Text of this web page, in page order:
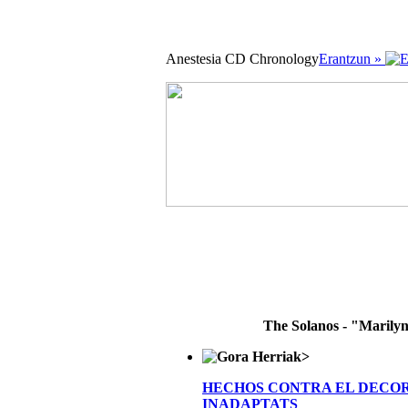
Anestesia CD ChronologyErantzun »
The Solanos -
>
HECHOS CONTRA EL
INADAPTATS